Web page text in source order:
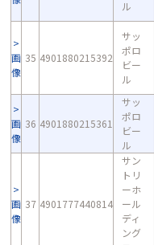
ル
画
像
35 4901880215392
サッ
ポロ
ビー
ル
画
像
36 4901880215361
サッ
ポロ
ビー
ル
画
像
37 4901777440814
サン
トリ
ーホ
ール
ディ
ング